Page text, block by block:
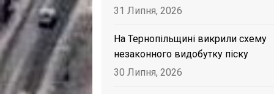
31 Липня, 2026
На Тернопільщині викрили схему
незаконного видобутку піску
30 Липня, 2026